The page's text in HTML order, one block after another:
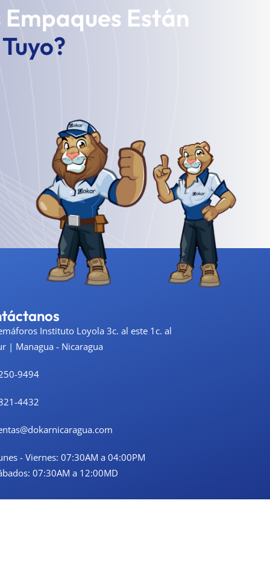
Están
Instituto Loyola 3c. al este 1c. al
| Managua - Nicaragua
9494
4432
- Viernes: 07:30AM a 04:00PM
07:30AM a 12:00MD